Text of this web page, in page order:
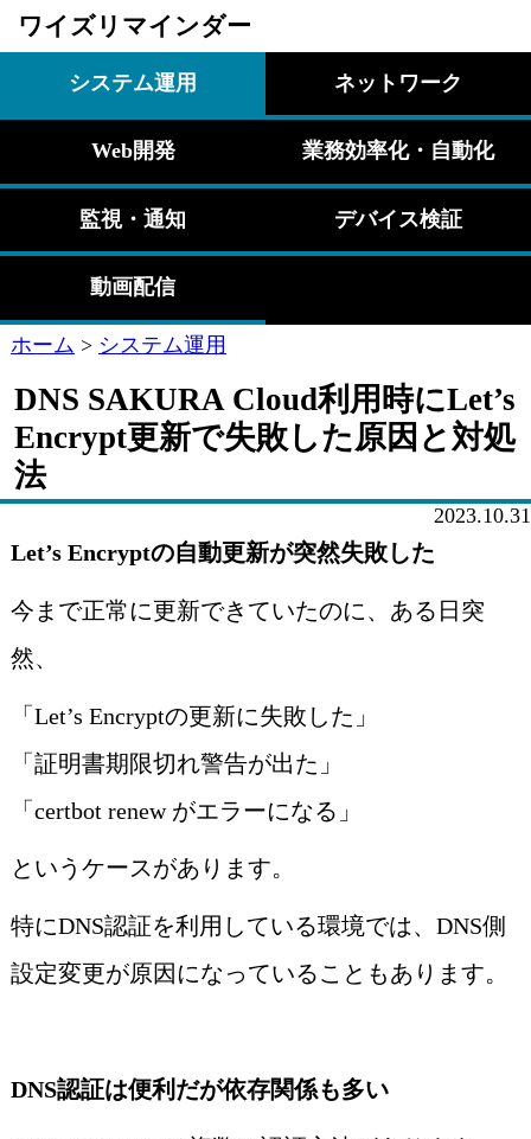
ワイズリマインダー
システム運用 ネットワーク
Web開発 業務効率化・自動化
監視・通知 デバイス検証
動画配信
ホーム > システム運用
DNS SAKURA Cloud利用時にLet’s
Encrypt更新で失敗した原因と対処
法
2023.10.31
Let’s Encryptの自動更新が突然失敗した
今まで正常に更新できていたのに、ある日突
然、
「Let’s Encryptの更新に失敗した」
「証明書期限切れ警告が出た」
「certbot renew がエラーになる」
というケースがあります。
特にDNS認証を利用している環境では、DNS側
設定変更が原因になっていることもあります。
DNS認証は便利だが依存関係も多い